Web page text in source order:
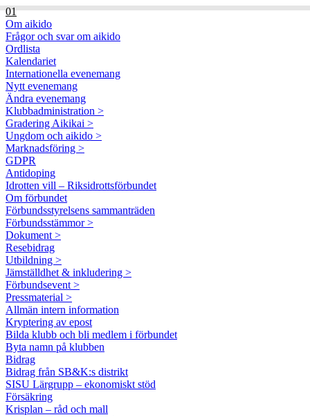
01
Om aikido
Frågor och svar om aikido
Ordlista
Kalendariet
Internationella evenemang
Nytt evenemang
Ändra evenemang
Klubbadministration >
Gradering Aikikai >
Ungdom och aikido >
Marknadsföring >
GDPR
Antidoping
Idrotten vill – Riksidrottsförbundet
Om förbundet
Förbundsstyrelsens sammanträden
Förbundsstämmor >
Dokument >
Resebidrag
Utbildning >
Jämställdhet & inkludering >
Förbundsevent >
Pressmaterial >
Allmän intern information
Kryptering av epost
Bilda klubb och bli medlem i förbundet
Byta namn på klubben
Bidrag
Bidrag från SB&K:s distrikt
SISU Lärgrupp – ekonomiskt stöd
Försäkring
Krisplan – råd och mall